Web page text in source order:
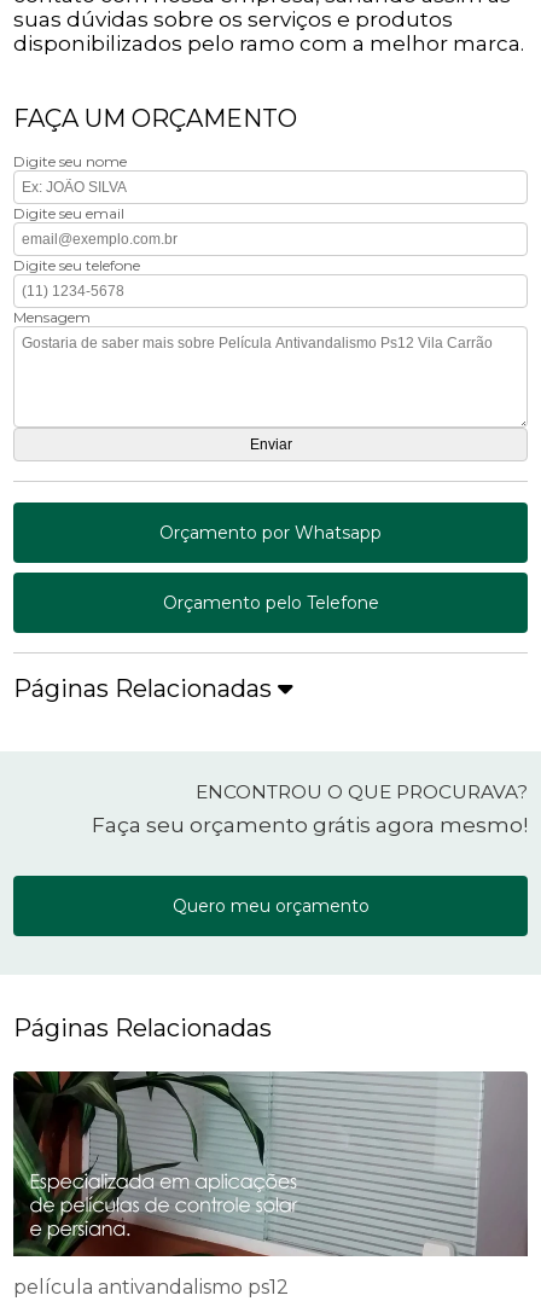
suas dúvidas sobre os serviços e produtos
disponibilizados pelo ramo com a melhor marca.
FAÇA UM ORÇAMENTO
Digite seu nome
Digite seu email
Digite seu telefone
Mensagem
Orçamento por Whatsapp
Orçamento pelo Telefone
Páginas Relacionadas
ENCONTROU O QUE PROCURAVA?
Faça seu orçamento grátis agora mesmo!
Quero meu orçamento
Páginas Relacionadas
película antivandalismo ps12